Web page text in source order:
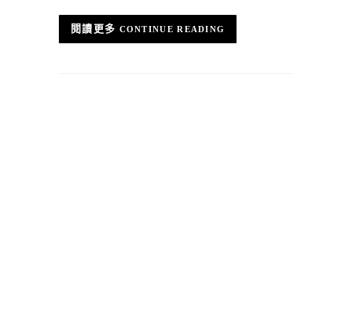
CONTINUE READING